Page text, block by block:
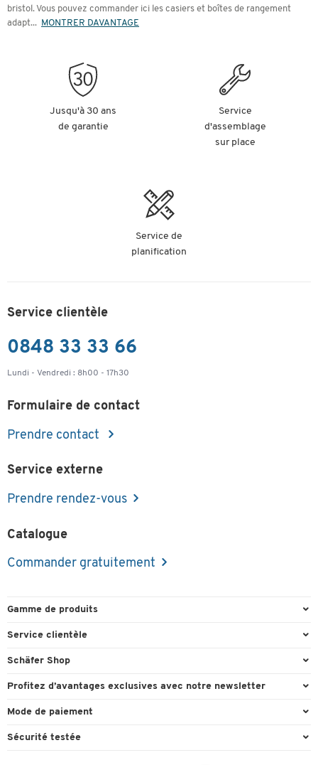
bristol. Vous pouvez commander ici les casiers et boîtes de rangement
adapt... MONTRER DAVANTAGE
Jusqu'à 30 ans
de garantie
Service
d'assemblage
sur place
Service de
planification
Service clientèle
0848 33 33 66
Lundi - Vendredi : 8h00 - 17h30
Formulaire de contact
Prendre contact
Service externe
Prendre rendez-vous
Catalogue
Commander gratuitement
Gamme de produits
Emballage et expédition
Fournitures de bureau
Mobilier de bureau
Nettoyage et hygiène
Service clientèle
Commande directe
Recyclage
Retour
Schäfer Shop
Experts en environnement de travail
Profitez d’avantages exclusives avec notre newsletter
Cadeau de bienvenu
Mode de paiement
Paiement d'avance
Sécurité testée